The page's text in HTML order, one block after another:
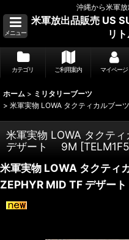
沖縄から米軍
メニュー
米軍放出品販売 US
リ
カテゴリ ご利用案内 マイページ
ホーム > ミリタリーブーツ
> 米軍実物 LOWA タクティカルブ
米軍実物 LOWA タクテ
デザート 9M [
米軍実物 LOWA タクティ
ZEPHYR MID TF デザー